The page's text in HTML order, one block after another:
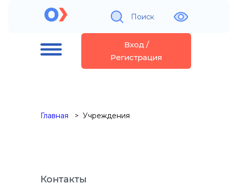
Поиск
Вход /
Регистрация
Главная Учреждения
Контакты